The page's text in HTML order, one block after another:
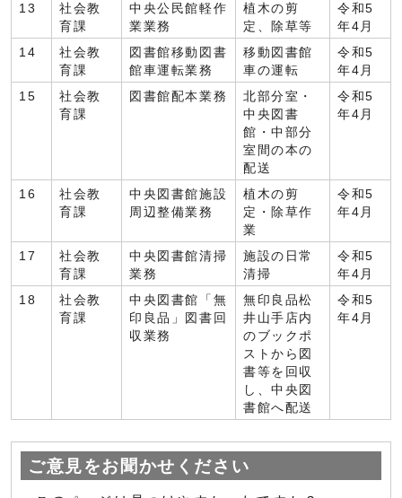
13
社会教
育課
中央公民館軽作
業業務
植木の剪
定、除草等
令和5
年4月
14
社会教
育課
図書館移動図書
館車運転業務
移動図書館
車の運転
令和5
年4月
15
社会教
育課
図書館配本業務
北部分室・
中央図書
館・中部分
室間の本の
配送
令和5
年4月
16
社会教
育課
中央図書館施設
周辺整備業務
植木の剪
定・除草作
業
令和5
年4月
17
社会教
育課
中央図書館清掃
業務
施設の日常
清掃
令和5
年4月
18
社会教
育課
中央図書館「無
印良品」図書回
収業務
無印良品松
井山手店内
のブックポ
ストから図
書等を回収
し、中央図
書館へ配送
令和5
年4月
ご意見をお聞かせください